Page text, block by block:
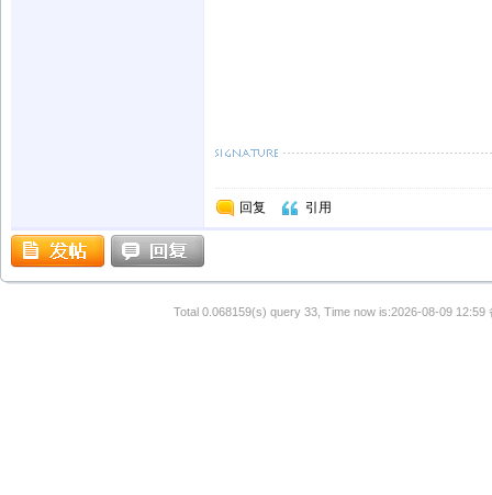
回复 引用
Total 0.068159(s) query 33, Time now is:2026-08-09 12:59